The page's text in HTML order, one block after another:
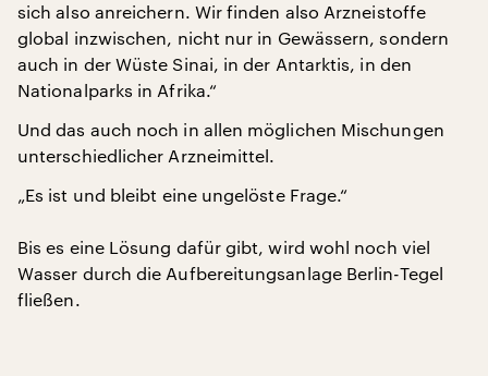
sich also anreichern. Wir finden also Arzneistoffe
global inzwischen, nicht nur in Gewässern, sondern
auch in der Wüste Sinai, in der Antarktis, in den
Nationalparks in Afrika.“
Und das auch noch in allen möglichen Mischungen
unterschiedlicher Arzneimittel.
„Es ist und bleibt eine ungelöste Frage.“
Bis es eine Lösung dafür gibt, wird wohl noch viel
Wasser durch die Aufbereitungsanlage Berlin-Tegel
fließen.